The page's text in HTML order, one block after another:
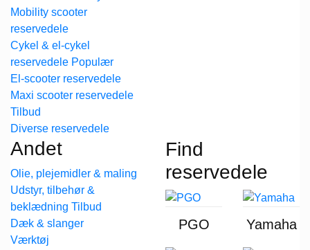
Mobility scooter
reservedele
Cykel & el-cykel
reservedele
El-scooter reservedele
Maxi scooter reservedele
Diverse reservedele
Andet
Olie, plejemidler & maling
Udstyr, tilbehør &
beklædning
Dæk & slanger
Værktøj
Find
reservedele
PGO Yamaha